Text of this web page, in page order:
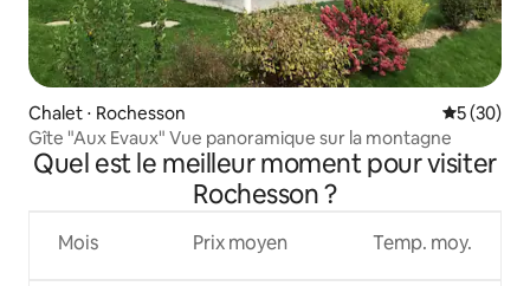
Chalet ⋅ Rochesson
5 (30)
Gîte "Aux Evaux" Vue panoramique sur la montagne
Quel est le meilleur moment pour visiter
Rochesson ?
Mois Prix moyen Temp. moy.